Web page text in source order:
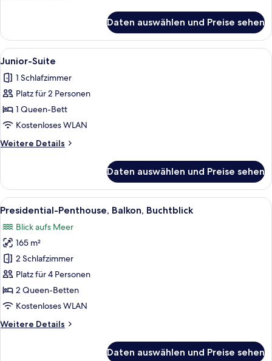
anzeigen
Doppelzimmer
zur
Einzelnutzung,
(Panoramic
View)
Daten auswählen und Preise sehen
Alle
Fotos
für
Junior-
Suite
anzeigen
Ein Schlafzimmer mit einem großen
15
Junior-Suite
1 Schlafzimmer
Platz für 2 Personen
1 Queen-Bett
Kostenloses WLAN
Weitere Details
Weitere
Suite
Daten auswählen und Preise sehen
Alle
Fotos
für
Presidential-
Penthouse,
Balkon,
Buchtblick
anzeigen
Ein Wohnzimmer mit Kamin,
10
Presidential-Penthouse, Balkon, Buchtblick
Blick aufs Meer
165 m²
2 Schlafzimmer
Platz für 4 Personen
2 Queen-Betten
Kostenloses WLAN
Weitere Details
Weitere
Daten auswählen und Preise sehen